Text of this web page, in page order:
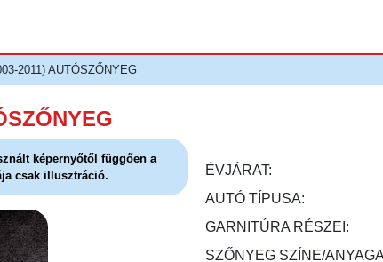
2011) AUTÓSZŐNYEG
képernyőtől függően a
csak illusztráció.
ÉVJÁRAT:
AUTÓ TÍPUSA:
GARNITÚRA RÉSZEI:
SZŐNYEG SZÍNE/